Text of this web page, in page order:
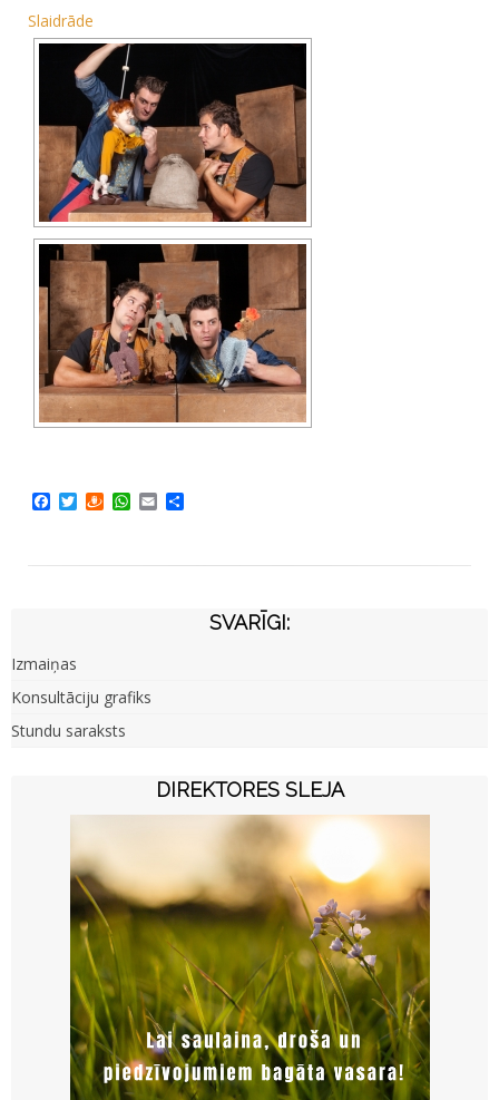
Slaidrāde
Facebook
TwitterDraugiem
WhatsApp
Email
SVARĪGI:
Izmaiņas
Konsultāciju grafiks
Stundu saraksts
DIREKTORES SLEJA